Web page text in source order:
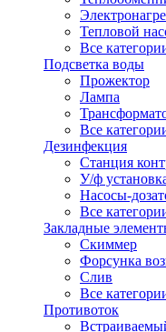
Тепловой
Все
Подсветка воды
Прожектор
Лампа
Все
Дезинфекция
Станция
У/ф
Насосы-
Все
Закладные
Скиммер
Форсунка
Слив
Все
Противоток